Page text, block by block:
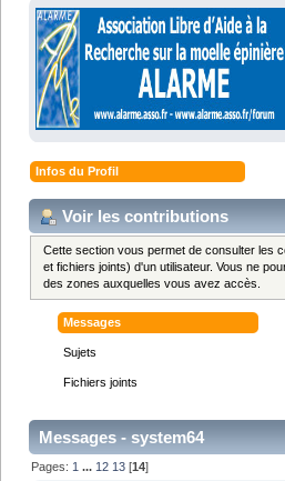
Infos du Profil
Voir les contributions
Cette section vous permet de consulter les
et fichiers joints) d'un utilisateur. Vous ne
des zones auxquelles vous avez accès.
Messages
Sujets
Fichiers joints
Messages - system64
Pages:1 ...12 13 [14]